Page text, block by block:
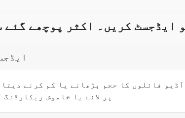
ایڈجسٹ کریں۔ اکثر پوچھے گئے
آڈیو فائلوں کا حجم بڑھانے یا کم کرنے
پر لانے یا خاموش